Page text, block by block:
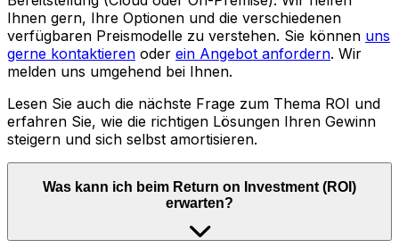
Ihnen gern, Ihre Optionen und die verschiedenen
verfügbaren Preismodelle zu verstehen. Sie können uns
gerne kontaktieren oder ein Angebot anfordern. Wir
melden uns umgehend bei Ihnen.
Lesen Sie auch die nächste Frage zum Thema ROI und
erfahren Sie, wie die richtigen Lösungen Ihren Gewinn
steigern und sich selbst amortisieren.
Was kann ich beim Return on Investment (ROI)
erwarten?